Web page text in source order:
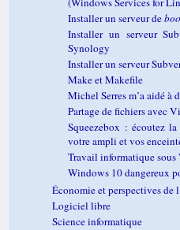
Installer un serveur de
Installer un serveur
Synology
Installer un serveur
Make et Makefile
Michel Serres m’a aidé à
Partage de fichiers avec
Squeezebox : écoutez
votre ampli et vos
Travail informatique
Windows 10 dangereux
Économie et perspectives de
Logiciel libre
Science informatique